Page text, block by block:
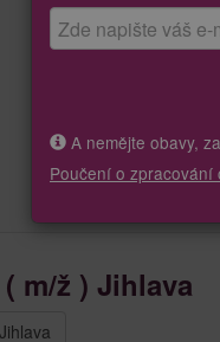
m/ž ) Jihlava
A nemějte obavy,
Poučení o zpracování